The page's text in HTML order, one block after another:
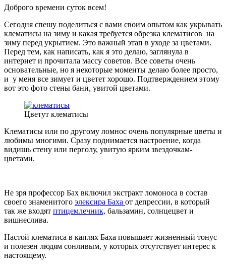
Доброго времени суток всем!
Сегодня спешу поделиться с вами своим опытом как укрывать
клематисы на зиму и какая требуется обрезка клематисов на
зиму перед укрытием. Это важный этап в уходе за цветами.
Перед тем, как написать, как я это делаю, заглянула в
интернет и прочитала массу советов. Все советы очень
основательные, но я некоторые моменты делаю более просто,
и у меня все зимует и цветет хорошо. Подтверждением этому
вот это фото стены бани, увитой цветами.
Цветут клематисы
Клематисы или по другому ломнос очень популярные цветы и
любимы многими. Сразу поднимается настроение, когда
видишь стену или перголу, увитую ярким звездочкам-
цветами.
Не зря профессор Бах включил экстракт ломоноса в состав
своего знаменитого элексира Баха от депрессии, в который
так же входят птицемлечник, бальзамин, солнцецвет и
вишнеслива.
Настой клематиса в каплях Баха повышает жизненный тонус
и полезен людям сонливым, у которых отсутствует интерес к
настоящему.